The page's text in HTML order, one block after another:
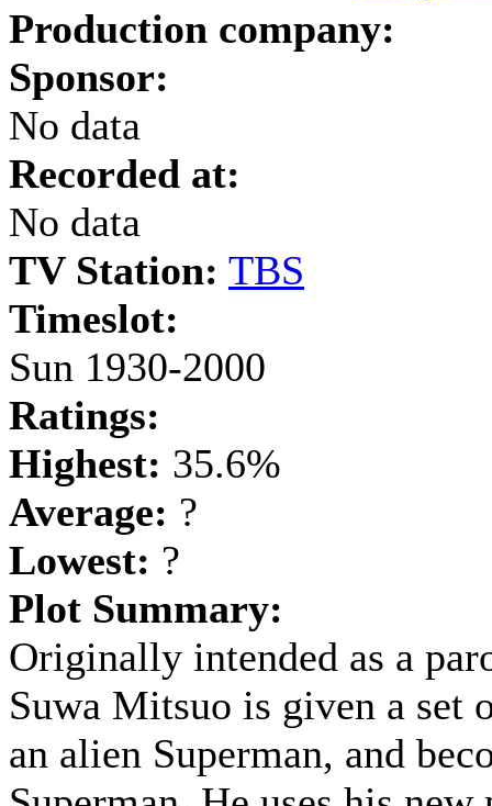
Production company:
Sponsor:
No data
Recorded at:
No data
TV Station: TBS
Timeslot:
Sun 1930-2000
Ratings:
Highest: 35.6%
Average: ?
Lowest: ?
Plot Summary:
Originally intended as a
Suwa Mitsuo is given a set
an alien Superman, and